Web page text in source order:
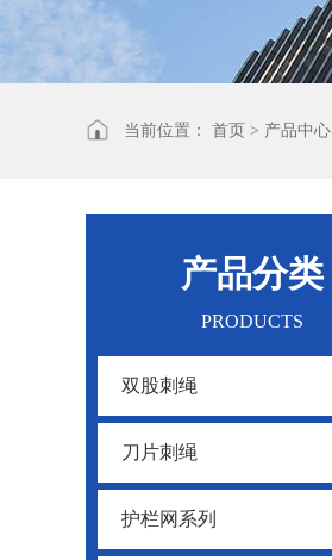
当前位置： 首页 > 产品中心
产品分类
PRODUCTS
双股刺绳
刀片刺绳
护栏网系列